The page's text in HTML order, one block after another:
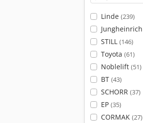
Linde (239)
Jungheinrich
STILL (146)
Toyota (61)
Noblelift (51)
BT (43)
SCHORR (37)
EP (35)
CORMAK (27)